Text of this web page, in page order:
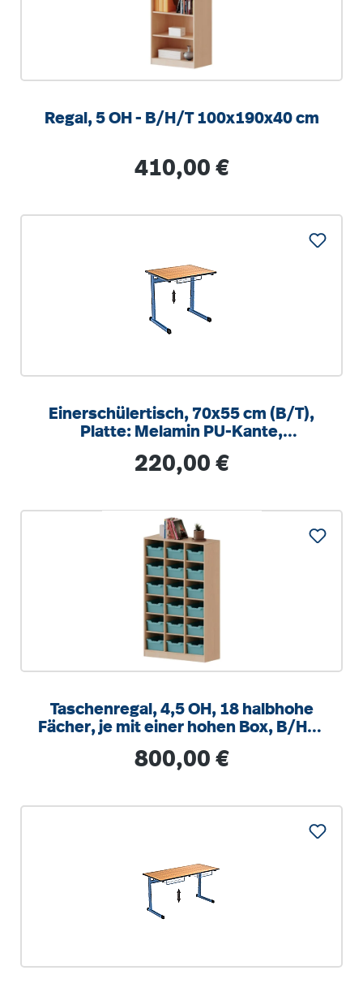
Regal, 5 OH - B/H/T 100x190x40 cm
Regulärer Preis:
410,00 €
Einerschülertisch, 70x55 cm (B/T),
Platte: Melamin PU-Kante,
Regulärer Preis:
220,00 €
Taschenregal, 4,5 OH, 18 halbhohe
Fächer, je mit einer hohen Box, B/H/T
Regulärer Preis:
800,00 €